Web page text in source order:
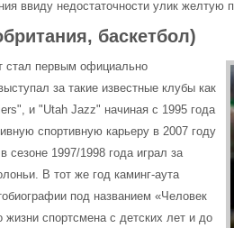
ввиду недостаточности улик желтую
баскетбол)
стал первым официально
за такие известные клубы как
и "Utah Jazz" начиная с 1995 года
спортивную карьеру в 2007 году
сезоне 1997/1998 года играл за
В тот же год каминг-аута
под названием «Человек
жизни спортсмена с детских лет и до